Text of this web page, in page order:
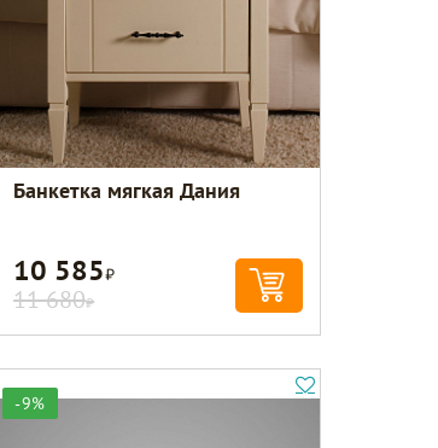
Банкетка мягкая Дания
10 585Р
11 680Р
-9%